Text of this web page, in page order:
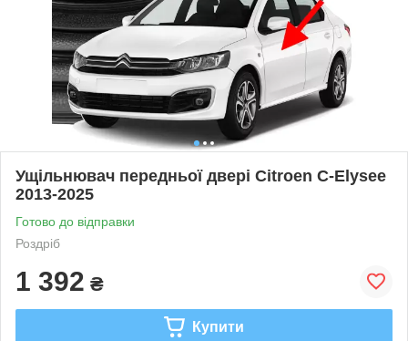
Ущільнювач передньої двері Citroen C-Elysee
2013-2025
Готово до відправки
Роздріб
1 392 ₴
Купити